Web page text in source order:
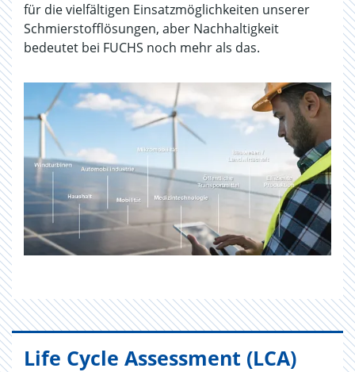
für die vielfältigen Einsatzmöglichkeiten unserer
Schmierstofflösungen, aber Nachhaltigkeit
bedeutet bei FUCHS noch mehr als das.
Life Cycle Assessment (LCA)